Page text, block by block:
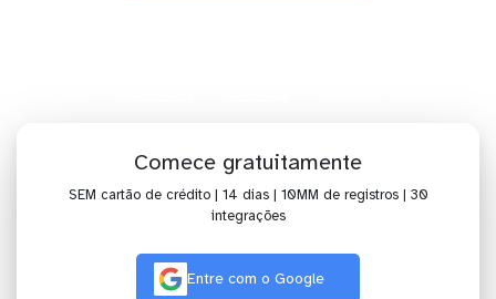
Comece gratuitamente
SEM cartão de crédito | 14 dias | 10MM de registros | 30
integrações
Entre com o Google